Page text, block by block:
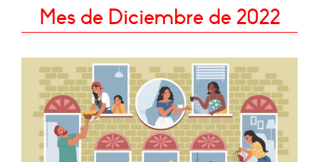
Mes de Diciembre de 2022